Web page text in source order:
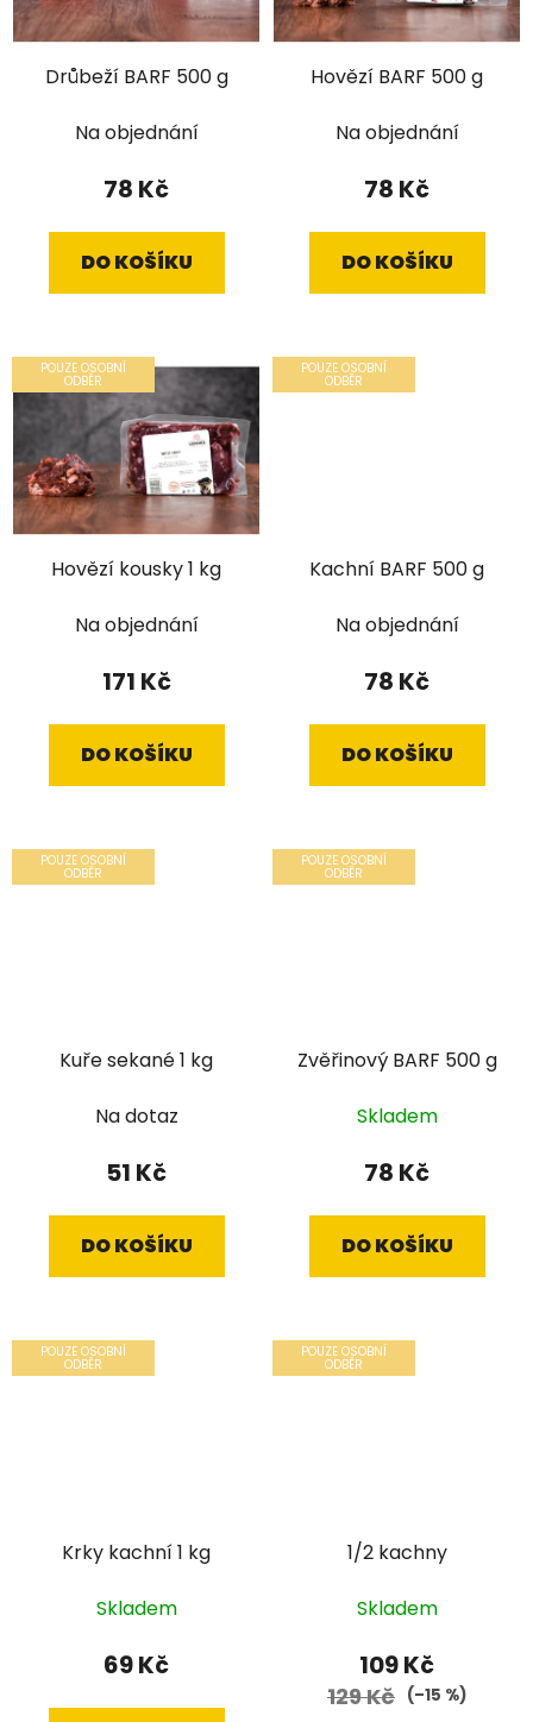
Drůbeží BARF 500 g
Na objednání
78 Kč
DO KOŠÍKU
Hovězí BARF 500 g
Na objednání
78 Kč
DO KOŠÍKU
POUZE OSOBNÍ
ODBĚR
Hovězí kousky 1 kg
Na objednání
171 Kč
DO KOŠÍKU
POUZE OSOBNÍ
ODBĚR
Kachní BARF 500 g
Na objednání
78 Kč
DO KOŠÍKU
POUZE OSOBNÍ
ODBĚR
Kuře sekané 1 kg
Na dotaz
51 Kč
DO KOŠÍKU
POUZE OSOBNÍ
ODBĚR
Zvěřinový BARF 500 g
Skladem
78 Kč
DO KOŠÍKU
POUZE OSOBNÍ
ODBĚR
Krky kachní 1 kg
Skladem
69 Kč
POUZE OSOBNÍ
ODBĚR
1/2 kachny
Skladem
109 Kč
129 Kč (–15 %)